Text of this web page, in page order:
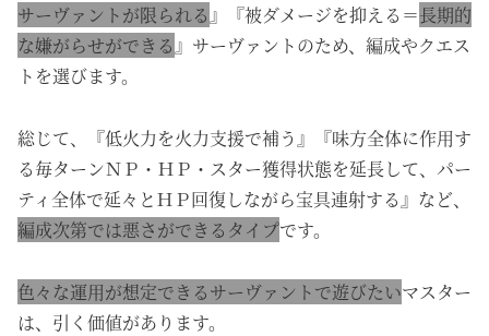
サーヴァントが限られる』『被ダメージを抑える＝長期的
な嫌がらせができる』サーヴァントのため、編成やクエス
トを選びます。
総じて、『低火力を火力支援で補う』『味方全体に作用す
る毎ターンＮＰ・ＨＰ・スター獲得状態を延長して、パー
ティ全体で延々とＨＰ回復しながら宝具連射する』など、
編成次第では悪さができるタイプです。
色々な運用が想定できるサーヴァントで遊びたいマスター
は、引く価値があります。